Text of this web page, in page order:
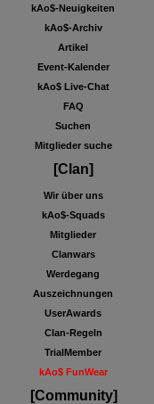
kAo$-Neuigkeiten
kAo$-Archiv
Artikel
Event-Kalender
kAo$ Live-Chat
FAQ
Suchen
Mitglieder suche
[Clan]
Wir über uns
kAo$-Squads
Mitglieder
Clanwars
Werdegang
Auszeichnungen
UserAwards
Clan-Regeln
TrialMember
kAo$ FunWear
[Community]